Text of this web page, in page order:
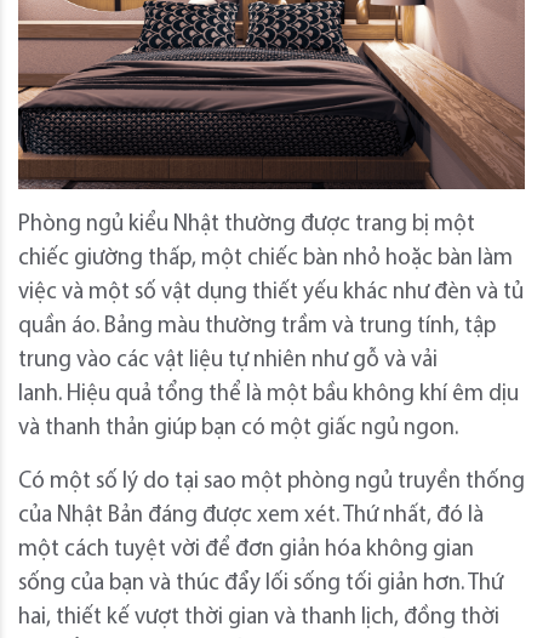
Phòng ngủ kiểu Nhật thường được trang bị một
chiếc giường thấp, một chiếc bàn nhỏ hoặc bàn làm
việc và một số vật dụng thiết yếu khác như đèn và tủ
quần áo. Bảng màu thường trầm và trung tính, tập
trung vào các vật liệu tự nhiên như gỗ và vải
lanh. Hiệu quả tổng thể là một bầu không khí êm dịu
và thanh thản giúp bạn có một giấc ngủ ngon.
Có một số lý do tại sao một phòng ngủ truyền thống
của Nhật Bản đáng được xem xét. Thứ nhất, đó là
một cách tuyệt vời để đơn giản hóa không gian
sống của bạn và thúc đẩy lối sống tối giản hơn. Thứ
hai, thiết kế vượt thời gian và thanh lịch, đồng thời